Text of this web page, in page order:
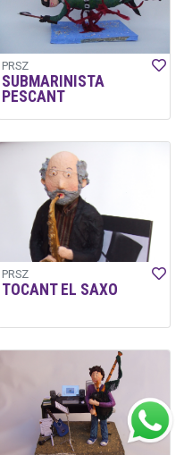
PRSZ
SUBMARINISTA
PESCANT
PRSZ
TOCANT EL SAXO